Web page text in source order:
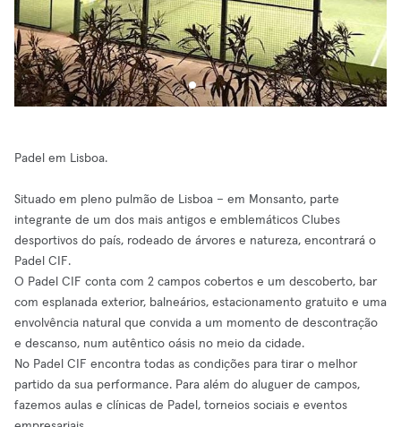
Padel em Lisboa.
Situado em pleno pulmão de Lisboa – em Monsanto, parte
integrante de um dos mais antigos e emblemáticos Clubes
desportivos do país, rodeado de árvores e natureza, encontrará o
Padel CIF.
O Padel CIF conta com 2 campos cobertos e um descoberto, bar
com esplanada exterior, balneários, estacionamento gratuito e uma
envolvência natural que convida a um momento de descontração
e descanso, num autêntico oásis no meio da cidade.
No Padel CIF encontra todas as condições para tirar o melhor
partido da sua performance. Para além do aluguer de campos,
fazemos aulas e clínicas de Padel, torneios sociais e eventos